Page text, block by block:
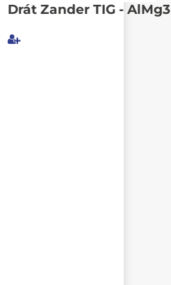
Drát Zander TIG - AlMg3